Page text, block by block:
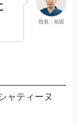
院長：前田
ャティーヌ